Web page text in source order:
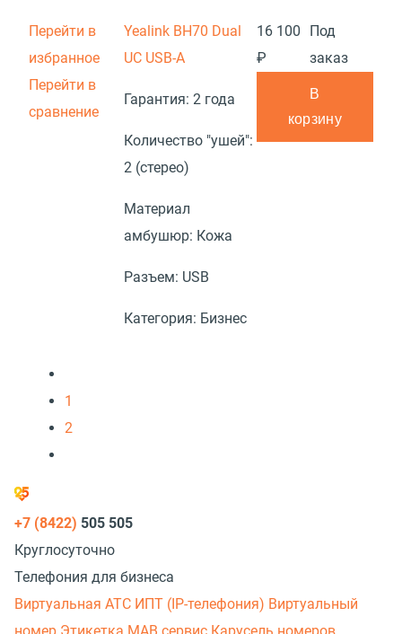
Перейти в
избранное
Перейти в
сравнение
Yealink BH70 Dual
UC USB-A
Гарантия: 2 года
Количество "ушей":
2 (стерео)
Материал
амбушюр: Кожа
Разъем: USB
Категория: Бизнес
16 100
₽
Под
заказ
В
корзину
1
2
+7 (8422) 505 505
Круглосуточно
Телефония для бизнеса
Виртуальная АТС ИПТ (IP-телефония) Виртуальный